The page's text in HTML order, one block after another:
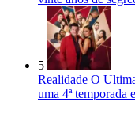
5
Realidade O
uma 4ª temporada